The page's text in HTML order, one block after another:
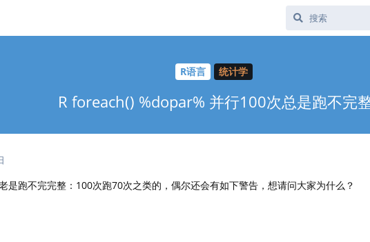
R语言 统计学
R foreach() %dopar% 并行100次总是跑不完
是跑不完完整：100次跑70次之类的，偶尔还会有如下警告，想请问大家为什么？